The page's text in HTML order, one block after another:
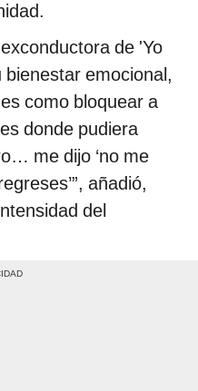
de 'Yo
emocional,
como bloquear a
donde pudiera
me dijo ‘no me
añadió,
del